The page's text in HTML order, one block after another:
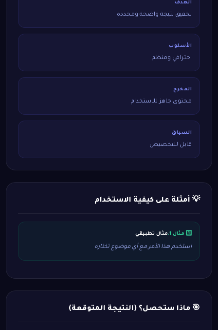
الهدف
تحقيق نتيجة واضحة ومحددة
الأسلوب
احترافي ومنظم
المخرج
محتوى جاهز للاستخدام
السياق
قابل للتخصيص
💡 أمثلة على كيفية الاستخدام
1️⃣ مثال 1: مثال تطبيقي
استخدم هذا الأمر مع أي موضوع تختاره
🎯 ماذا ستحصل؟ (النتيجة المتوقعة)